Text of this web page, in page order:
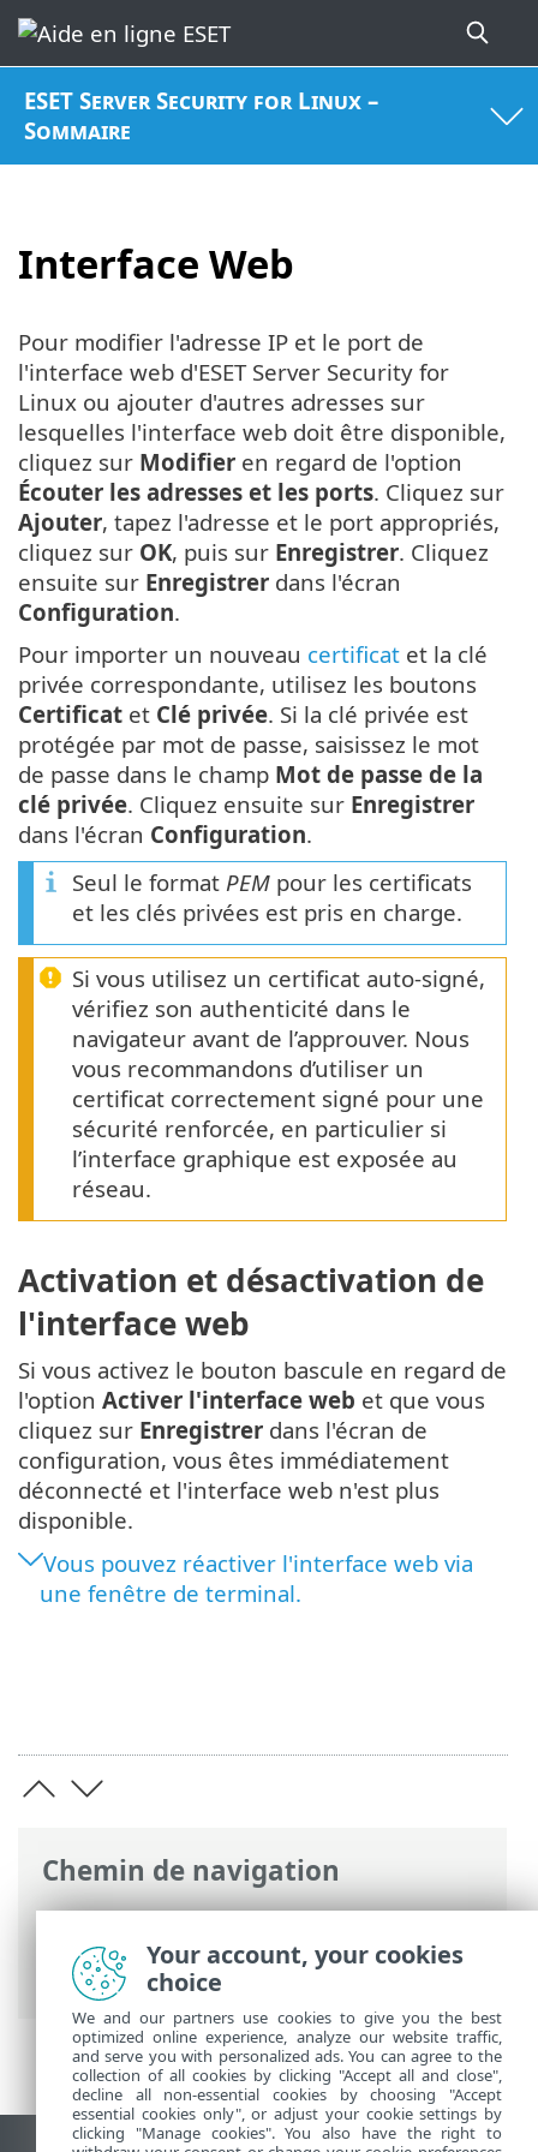
ESET Server Security for Linux –
Sommaire
Interface Web
Chemin de navigation
Aide en ligne ESET>ESET Server Security
for Linux
>Configuration >Outils>
Interface Web
Pour modifier l'adresse IP et le port de
l'interface web d'ESET Server Security for
Linux ou ajouter d'autres adresses sur
lesquelles l'interface web doit être disponible,
cliquez sur Modifier en regard de l'option
Écouter les adresses et les ports. Cliquez sur
Ajouter, tapez l'adresse et le port appropriés,
cliquez sur OK, puis sur Enregistrer. Cliquez
ensuite sur Enregistrer dans l'écran
Configuration.
Pour importer un nouveau certificat et la clé
privée correspondante, utilisez les boutons
Certificat et Clé privée. Si la clé privée est
protégée par mot de passe, saisissez le mot
de passe dans le champ Mot de passe de la
clé privée. Cliquez ensuite sur Enregistrer
dans l'écran Configuration.
Seul le format PEM pour les certificats
et les clés privées est pris en charge.
Si vous utilisez un certificat auto-signé,
vérifiez son authenticité dans le
navigateur avant de l’approuver. Nous
vous recommandons d’utiliser un
certificat correctement signé pour une
sécurité renforcée, en particulier si
l’interface graphique est exposée au
réseau.
Activation et désactivation de
l'interface web
Si vous activez le bouton bascule en regard de
l'option Activer l'interface web et que vous
cliquez sur Enregistrer dans l'écran de
configuration, vous êtes immédiatement
déconnecté et l'interface web n'est plus
disponible.
Vous pouvez réactiver l'interface web via
une fenêtre de terminal.
Your account, your cookies
choice
We and our partners use cookies to give you the best
optimized online experience, analyze our website traffic,
and serve you with personalized ads. You can agree to the
collection of all cookies by clicking "Accept all and close",
decline all non-essential cookies by choosing "Accept
essential cookies only", or adjust your cookie settings by
clicking "Manage cookies". You also have the right to